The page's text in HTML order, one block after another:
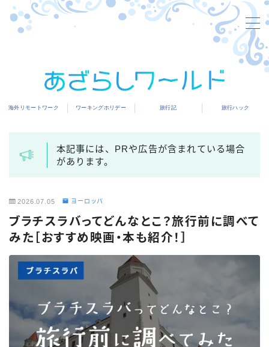
海外リモートワーク
ワーキングホリデー
旅行記
海外リモートワーク ワーキングホリデー 旅行記 旅行ハック
本記事には、PRや広告が含まれている場合
があります。
2026.07.05 ヨーロッパ
ブラチスラバってどんなとこ？旅行前に調べて
みた［おすすめ映画・本も紹介！］